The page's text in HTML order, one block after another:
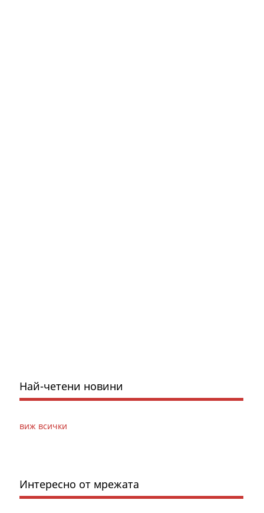
Най-четени новини
виж всички
Интересно от мрежата